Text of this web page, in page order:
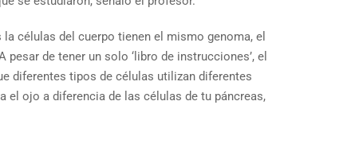
células del cuerpo tienen el mismo genoma, el
de tener un solo ‘libro de instrucciones’, el
diferentes tipos de células utilizan diferentes
el ojo a diferencia de las células de tu páncreas,